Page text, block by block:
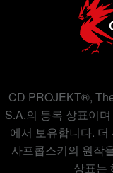
CD PROJEKT®,
S.A.의 등록 상표이
에서 보유합니다.
사프콥스키의 원작
상표는